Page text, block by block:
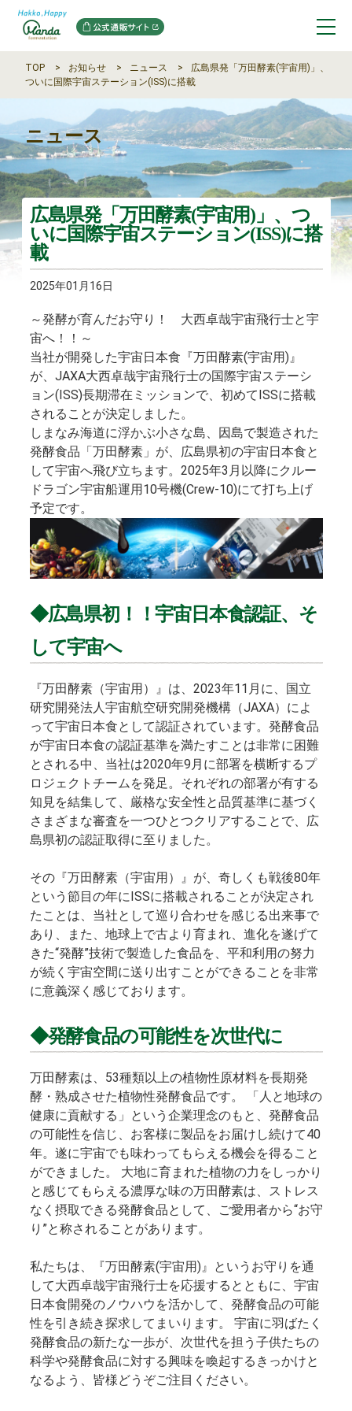
TOP お知らせ ニュース
広島県発「万田酵素(宇宙用)」、
ついに国際宇宙ステーション(ISS)に搭載
ニュース
広島県発「万田酵素(宇宙用)」、つ
いに国際宇宙ステーション(ISS)に搭
載
2025年01月16日
～発酵が育んだお守り！ 大西卓哉宇宙飛行士と宇
宙へ！！～
当社が開発した宇宙日本食『万田酵素(宇宙用)』
が、JAXA大西卓哉宇宙飛行士の国際宇宙ステーシ
ョン(ISS)長期滞在ミッションで、初めてISSに搭載
されることが決定しました。
しまなみ海道に浮かぶ小さな島、因島で製造された
発酵食品「万田酵素」が、広島県初の宇宙日本食と
して宇宙へ飛び立ちます。2025年3月以降にクルー
ドラゴン宇宙船運用10号機(Crew-10)にて打ち上げ
予定です。
◆広島県初！！宇宙日本食認証、そ
して宇宙へ
『万田酵素（宇宙用）』は、2023年11月に、国立
研究開発法人宇宙航空研究開発機構（JAXA）によ
って宇宙日本食として認証されています。発酵食品
が宇宙日本食の認証基準を満たすことは非常に困難
とされる中、当社は2020年9月に部署を横断するプ
ロジェクトチームを発足。それぞれの部署が有する
知見を結集して、厳格な安全性と品質基準に基づく
さまざまな審査を一つひとつクリアすることで、広
島県初の認証取得に至りました。
その『万田酵素（宇宙用）』が、奇しくも戦後80年
という節目の年にISSに搭載されることが決定され
たことは、当社として巡り合わせを感じる出来事で
あり、また、地球上で古より育まれ、進化を遂げて
きた“発酵”技術で製造した食品を、平和利用の努力
が続く宇宙空間に送り出すことができることを非常
に意義深く感じております。
◆発酵食品の可能性を次世代に
万田酵素は、53種類以上の植物性原材料を長期発
酵・熟成させた植物性発酵食品です。 「人と地球の
健康に貢献する」という企業理念のもと、発酵食品
の可能性を信じ、お客様に製品をお届けし続けて40
年。遂に宇宙でも味わってもらえる機会を得ること
ができました。 大地に育まれた植物の力をしっかり
と感じてもらえる濃厚な味の万田酵素は、ストレス
なく摂取できる発酵食品として、ご愛用者から“お守
り”と称されることがあります。
私たちは、『万田酵素(宇宙用)』というお守りを通
して大西卓哉宇宙飛行士を応援するとともに、宇宙
日本食開発のノウハウを活かして、発酵食品の可能
性を引き続き探求してまいります。 宇宙に羽ばたく
発酵食品の新たな一歩が、次世代を担う子供たちの
科学や発酵食品に対する興味を喚起するきっかけと
なるよう、皆様どうぞご注目ください。